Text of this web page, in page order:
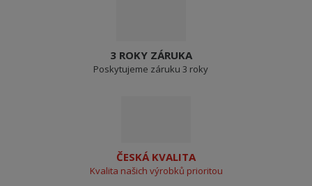
3 ROKY ZÁRUKA
Poskytujeme záruku 3 roky
ČESKÁ KVALITA
Kvalita našich výrobků prioritou